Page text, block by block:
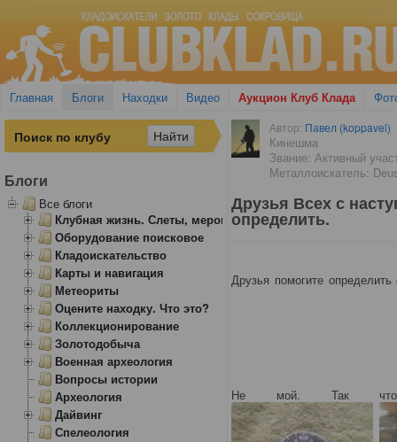
Главная Блоги Находки Видео Аукцион Клуб Клада
Автор: Павел (koppavel)
Кинешма
Звание: Активный
Металлоискатель:
Друзья Всех с
определить.
Друзья помогите
Не мой. Так что
Блоги
Все блоги
Клубная жизнь. Слеты, мероприятия
Оборудование поисковое
Кладоискательство
Карты и навигация
Метеориты
Оцените находку. Что это?
Коллекционирование
Золотодобыча
Военная археология
Вопросы истории
Археология
Дайвинг
Спелеология